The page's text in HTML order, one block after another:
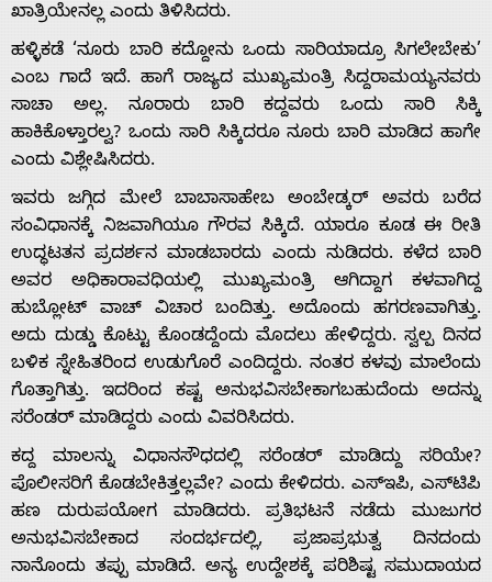
Home
About
Us
Advertise
With
s
ಖಾತ್ರಿಯೇನಲ್ಲ ಎಂದು ತಿಳಿಸಿದರು.
ಹಳ್ಳಿಕಡೆ ‘ನೂರು ಬಾರಿ ಕದ್ದೋನು ಒಂದು ಸಾರಿಯಾದ್ರೂ ಸಿಗಲೇಬೇಕು’
ಎಂಬ ಗಾದೆ ಇದೆ. ಹಾಗೆ ರಾಜ್ಯದ ಮುಖ್ಯಮಂತ್ರಿ ಸಿದ್ದರಾಮಯ್ಯನವರು
ಸಾಚಾ ಅಲ್ಲ. ನೂರಾರು ಬಾರಿ ಕದ್ದವರು ಒಂದು ಸಾರಿ ಸಿಕ್ಕಿ
ಹಾಕಿಕೊಳ್ತಾರಲ್ವ? ಒಂದು ಸಾರಿ ಸಿಕ್ಕಿದರೂ ನೂರು ಬಾರಿ ಮಾಡಿದ ಹಾಗೇ
ಎಂದು ವಿಶ್ಲೇಷಿಸಿದರು.
ಇವರು ಜಗ್ಗಿದ ಮೇಲೆ ಬಾಬಾಸಾಹೇಬ ಅಂಬೇಡ್ಕರ್ ಅವರು ಬರೆದ
ಸಂವಿಧಾನಕ್ಕೆ ನಿಜವಾಗಿಯೂ ಗೌರವ ಸಿಕ್ಕಿದೆ. ಯಾರೂ ಕೂಡ ಈ ರೀತಿ
ಉದ್ಧಟತನ ಪ್ರದರ್ಶನ ಮಾಡಬಾರದು ಎಂದು ನುಡಿದರು. ಕಳೆದ ಬಾರಿ
ಅವರ ಅಧಿಕಾರಾವಧಿಯಲ್ಲಿ ಮುಖ್ಯಮಂತ್ರಿ ಆಗಿದ್ದಾಗ ಕಳವಾಗಿದ್ದ
ಹುಬ್ಲೋಟ್ ವಾಚ್ ವಿಚಾರ ಬಂದಿತ್ತು. ಅದೊಂದು ಹಗರಣವಾಗಿತ್ತು.
ಅದು ದುಡ್ಡು ಕೊಟ್ಟು ಕೊಂಡದ್ದೆಂದು ಮೊದಲು ಹೇಳಿದ್ದರು. ಸ್ವಲ್ಪ ದಿನದ
ಬಳಿಕ ಸ್ನೇಹಿತರಿಂದ ಉಡುಗೊರೆ ಎಂದಿದ್ದರು. ನಂತರ ಕಳವು ಮಾಲೆಂದು
ಗೊತ್ತಾಗಿತ್ತು. ಇದರಿಂದ ಕಷ್ಟ ಅನುಭವಿಸಬೇಕಾಗಬಹುದೆಂದು ಅದನ್ನು
ಸರೆಂಡರ್ ಮಾಡಿದ್ದರು ಎಂದು ವಿವರಿಸಿದರು.
ಕದ್ದ ಮಾಲನ್ನು ವಿಧಾನಸೌಧದಲ್ಲಿ ಸರೆಂಡರ್ ಮಾಡಿದ್ದು ಸರಿಯೇ?
ಪೊಲೀಸರಿಗೆ ಕೊಡಬೇಕಿತ್ತಲ್ಲವೇ? ಎಂದು ಕೇಳಿದರು. ಎಸ್‍ಇಪಿ, ಎಸ್‍ಟಿಪಿ
ಹಣ ದುರುಪಯೋಗ ಮಾಡಿದರು. ಪ್ರತಿಭಟನೆ ನಡೆದು ಮುಜುಗರ
ಅನುಭವಿಸಬೇಕಾದ ಸಂದರ್ಭದಲ್ಲಿ, ಪ್ರಜಾಪ್ರಭುತ್ವ ದಿನದಂದು
ನಾನೊಂದು ತಪ್ಪು ಮಾಡಿದೆ. ಅನ್ಯ ಉದ್ದೇಶಕ್ಕೆ ಪರಿಶಿಷ್ಟ ಸಮುದಾಯದ